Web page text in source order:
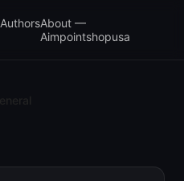
AuthorsAbout —
Aimpointshopusa